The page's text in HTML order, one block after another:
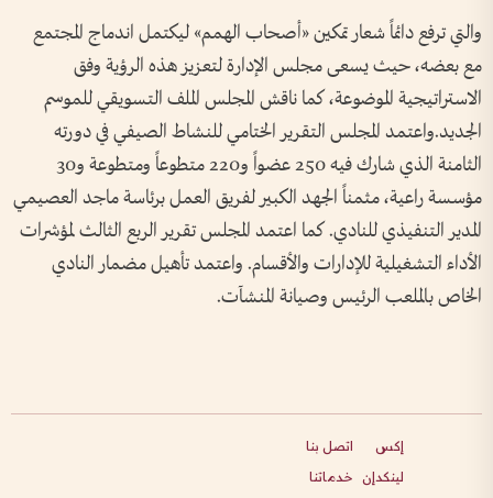
والتي ترفع دائماً شعار تمكين «أصحاب الهمم» ليكتمل اندماج المجتمع
مع بعضه، حيث يسعى مجلس الإدارة لتعزيز هذه الرؤية وفق
الاستراتيجية الموضوعة، كما ناقش المجلس الملف التسويقي للموسم
الجديد.واعتمد المجلس التقرير الختامي للنشاط الصيفي في دورته
الثامنة الذي شارك فيه 250 عضواً و220 متطوعاً ومتطوعة و30
مؤسسة راعية، مثمناً الجهد الكبير لفريق العمل برئاسة ماجد العصيمي
المدير التنفيذي للنادي. كما اعتمد المجلس تقرير الربع الثالث لمؤشرات
الأداء التشغيلية للإدارات والأقسام. واعتمد تأهيل مضمار النادي
الخاص بالملعب الرئيس وصيانة المنشآت.
إكس
لينكدإن
اتصل بنا
خدماتنا